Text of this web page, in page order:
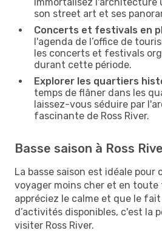
son street art et ses
Concerts et festivals en
l'agenda de l’office de
les concerts et festivals
durant cette période.
Explorer les quartiers
temps de flâner dans les
laissez-vous séduire par
fascinante de Ross River.
Basse saison à Ross
La basse saison est idéale pour
voyager moins cher et en
appréciez le calme et que le fait
d’activités disponibles, c'est la
visiter Ross River.